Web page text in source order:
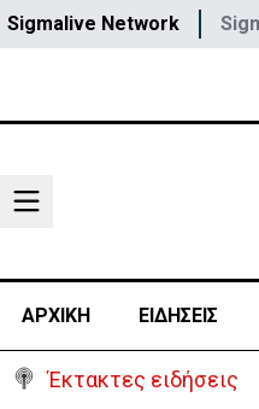
Sigmalive Network
ΑΡΧΙΚΗ ΕΙΔΗΣΕΙΣ
Έκτακτες ειδήσεις